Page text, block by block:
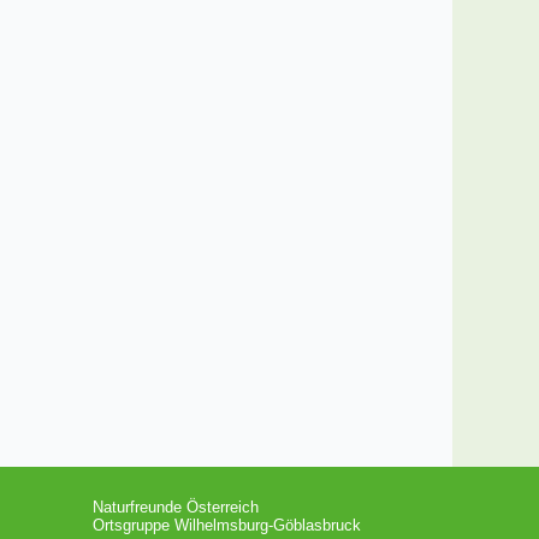
Naturfreunde Österreich
Ortsgruppe Wilhelmsburg-Göblasbruck